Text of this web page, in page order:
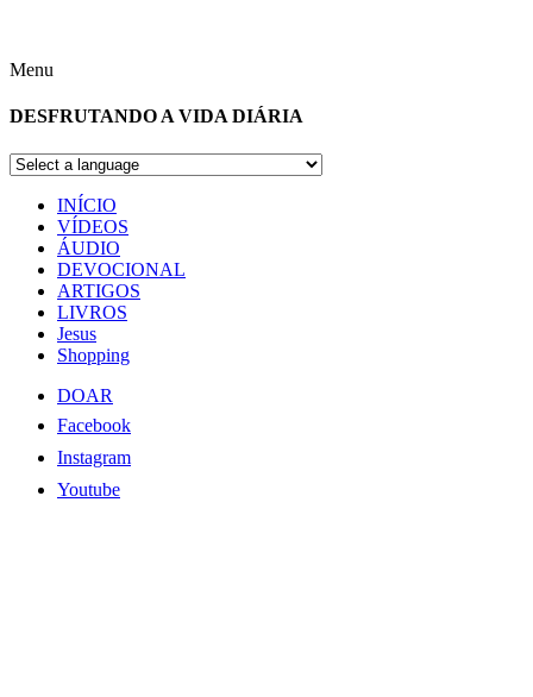
Menu
DESFRUTANDO A VIDA DIÁRIA
INÍCIO
VÍDEOS
ÁUDIO
DEVOCIONAL
ARTIGOS
LIVROS
Jesus
Shopping
DOAR
Facebook
Instagram
Youtube